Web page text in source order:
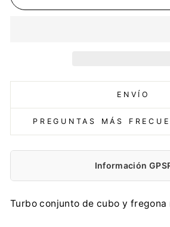
ENVÍO
PREGUNTAS MÁS
Información
Fabricante:
FHP VILEDA Sp. z
Turbo conjunto de cubo y